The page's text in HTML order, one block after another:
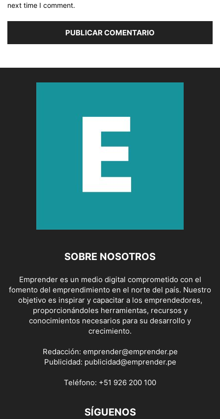
next time I comment.
SOBRE NOSOTROS
Emprender es un medio digital comprometido con el
fomento del emprendimiento en el norte del país. Nuestro
objetivo es inspirar y capacitar a los emprendedores,
proporcionándoles herramientas, recursos y
conocimientos necesarios para su desarrollo y
crecimiento.
Redacción: emprender@emprender.pe
Publicidad: publicidad@emprender.pe
Teléfono: +51 926 200 100
SÍGUENOS